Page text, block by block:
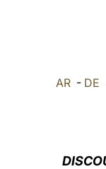
AR - DE